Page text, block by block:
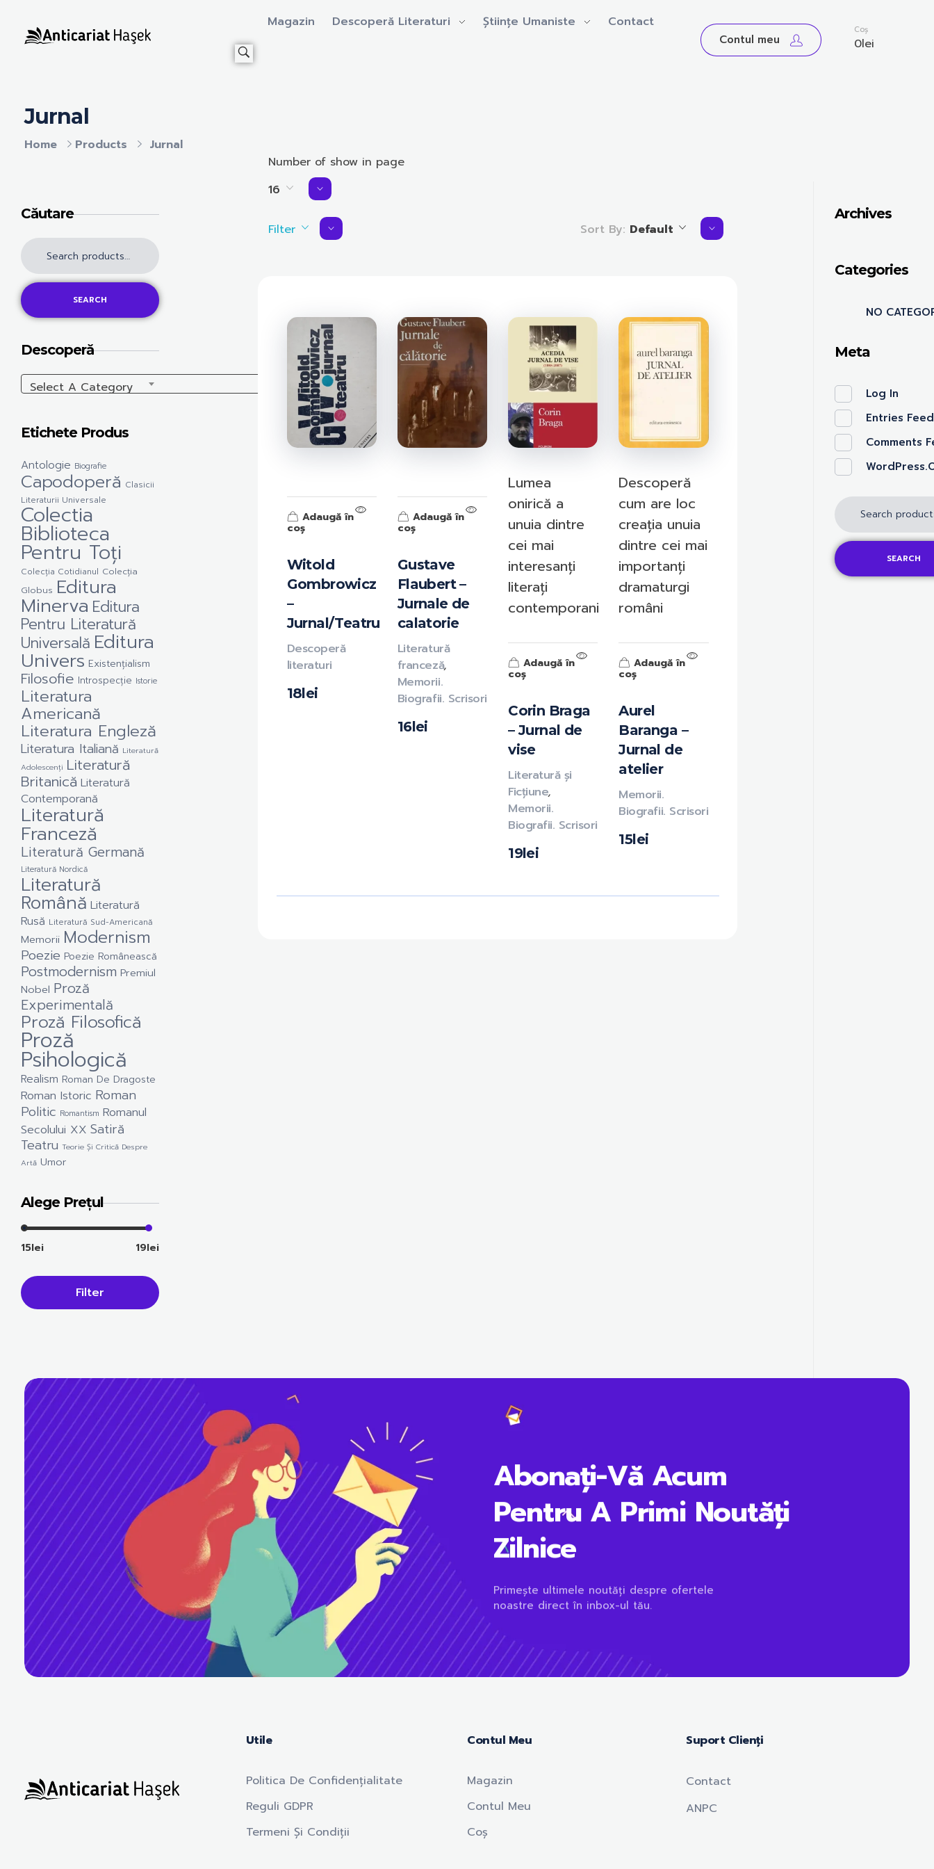
Magazin Descoperă Literaturi Științe Umaniste Contact
Contul meu
Coș
0lei
Home Products Jurnal
Jurnal
Number of show in page
16
Sort By: Default
Filter
Goodreads:
Author(s):
Published:
Witold
Gombrowicz
–
Jurnal/Teatru
18lei
Descoperă
literaturi
Adaugă în
coș
Gustave
Flaubert –
Jurnale de
calatorie
16lei
Literatură
franceză,
Memorii.
Biografii. Scrisori
Adaugă în
coș
Corin Braga
– Jurnal de
vise
19lei
Literatură și
Ficțiune,
Memorii.
Biografii. Scrisori
Lumea
onirică a
unuia dintre
cei mai
interesanți
literați
contemporani
Adaugă în
coș
Aurel
Baranga –
Jurnal de
atelier
15lei
Memorii.
Biografii. Scrisori
Descoperă
cum are loc
creația unuia
dintre cei mai
importanți
dramaturgi
români
Adaugă în
coș
Căutare
SEARCH
Descoperă
Select A Category
Etichete Produs
Antologie Biografie
Capodoperă Clasicii
Literaturii Universale
Colectia
Biblioteca
Pentru Toți
Colecția Cotidianul Colecția
Globus Editura
Minerva Editura
Pentru Literatură
Universală Editura
Univers Existențialism
Filosofie Introspecție Istorie
Literatura
Americană
Literatura Engleză
Literatura Italiană Literatură
Adolescenți Literatură
Britanică Literatură
Contemporană
Literatură
Franceză
Literatură Germană
Literatură Nordică
Literatură
Română Literatură
Rusă Literatură Sud-Americană
Memorii Modernism
Poezie Poezie Românească
Postmodernism Premiul
Nobel Proză
Experimentală
Proză Filosofică
Proză
Psihologică
Realism Roman De Dragoste
Roman Istoric Roman
Politic Romantism Romanul
Secolului XX Satiră
Teatru Teorie Și Critică Despre
Artă Umor
Alege Prețul
15lei 19lei
Filter
Archives
Categories
NO
Meta
Log In
Entries Feed
Comments
SEARCH
Abonați-Vă Acum
Pentru A Primi Noutăți
Zilnice
Primește ultimele noutăți despre ofertele
noastre direct în inbox-ul tău.
Utile
Politica De Confidențialitate
Reguli GDPR
Termeni Și Condiții
Contul Meu
Magazin
Contul Meu
Coș
Suport Clienți
Contact
ANPC